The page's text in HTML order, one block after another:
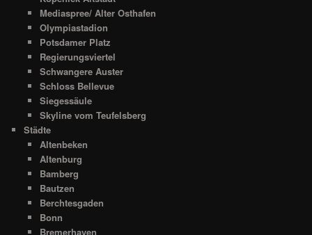
Mediaspree/ Alter Osthafen
Olympiastadion
Potsdamer Platz
Regierungsviertel
Schwangere Auster
Schloss Bellevue
Siegessäule
Skyline vom Teufelsberg
Städte
Altenbeken
Altenburg
Bamberg
Bautzen
Berchtesgaden
Bonn
Bremerhaven